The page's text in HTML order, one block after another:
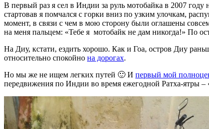
В первый раз я сел в Индии за руль мотобайка в 2007 году
стартовав я помчался с горки вниз по узким улочкам,
момент, в связи с чем в мою сторону были оглашены
на меня пальцем: «Тебе я мотобайк не дам никогда!» По
На Диу, кстати, ездить хорошо. Как и Гоа, остров Диу
относительно спокойно на дорогах.
Но мы же не ищем легких путей 🙂 И первый мой
передвижения по Индии во время ежегодной Ратха-ятры –